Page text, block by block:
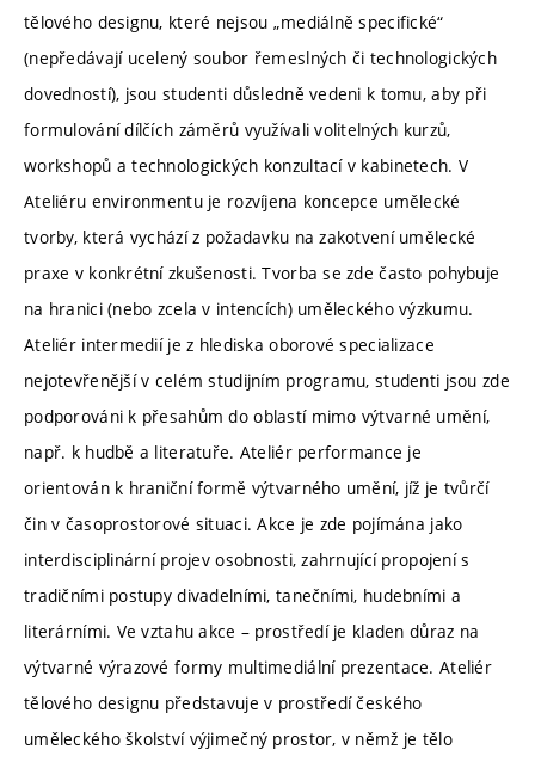
tělového designu, které nejsou „mediálně specifické“
(nepředávají ucelený soubor řemeslných či technologických
dovedností), jsou studenti důsledně vedeni k tomu, aby při
formulování dílčích záměrů využívali volitelných kurzů,
workshopů a technologických konzultací v kabinetech. V
Ateliéru environmentu je rozvíjena koncepce umělecké
tvorby, která vychází z požadavku na zakotvení umělecké
praxe v konkrétní zkušenosti. Tvorba se zde často pohybuje
na hranici (nebo zcela v intencích) uměleckého výzkumu.
Ateliér intermedií je z hlediska oborové specializace
nejotevřenější v celém studijním programu, studenti jsou zde
podporováni k přesahům do oblastí mimo výtvarné umění,
např. k hudbě a literatuře. Ateliér performance je
orientován k hraniční formě výtvarného umění, jíž je tvůrčí
čin v časoprostorové situaci. Akce je zde pojímána jako
interdisciplinární projev osobnosti, zahrnující propojení s
tradičními postupy divadelními, tanečními, hudebními a
literárními. Ve vztahu akce – prostředí je kladen důraz na
výtvarné výrazové formy multimediální prezentace. Ateliér
tělového designu představuje v prostředí českého
uměleckého školství výjimečný prostor, v němž je tělo